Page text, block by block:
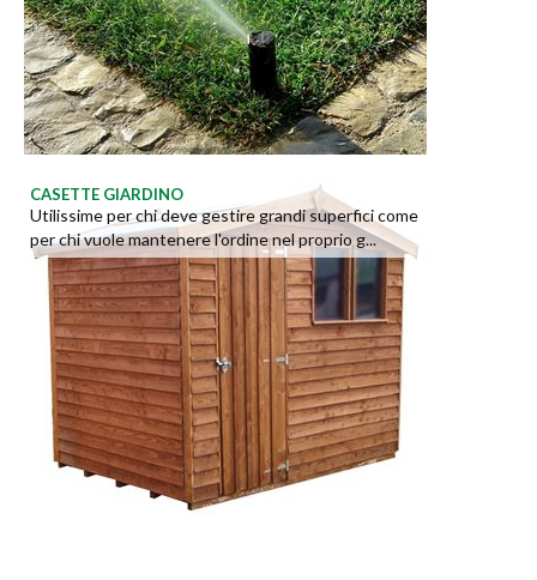
CASETTE GIARDINO
Utilissime per chi deve gestire grandi superfici come
per chi vuole mantenere l'ordine nel proprio g...